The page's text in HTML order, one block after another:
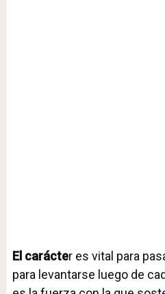
El carácter es vital para
para levantarse luego de